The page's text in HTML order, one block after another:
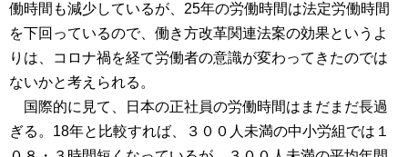
働時間も減少しているが、25年の労働時間は法定労働時間
を下回っているので、働き方改革関連法案の効果というよ
りは、コロナ禍を経て労働者の意識が変わってきたのでは
ないかと考えられる。
国際的に見て、日本の正社員の労働時間はまだまだ長過
ぎる。18年と比較すれば、３００人未満の中小労組では１